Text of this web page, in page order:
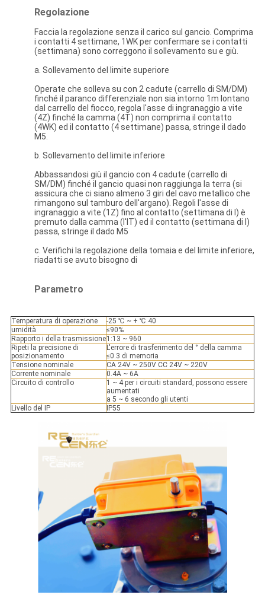
Regolazione
Faccia la regolazione senza il carico sul gancio. Comprima
i contatti 4 settimane, 1WK per confermare se i contatti
(settimana) sono correggono il sollevamento su e giù.
a. Sollevamento del limite superiore
Operate che solleva su con 2 cadute (carrello di SM/DM)
finché il paranco differenziale non sia intorno 1m lontano
dal carrello del fiocco, regola l'asse di ingranaggio a vite
(4Z) finché la camma (4T) non comprima il contatto
(4WK) ed il contatto (4 settimane) passa, stringe il dado
M5.
b. Sollevamento del limite inferiore
Abbassandosi giù il gancio con 4 cadute (carrello di
SM/DM) finché il gancio quasi non raggiunga la terra (si
assicura che ci siano almeno 3 giri del cavo metallico che
rimangono sul tamburo dell'argano). Regoli l'asse di
ingranaggio a vite (1Z) fino al contatto (settimana di I) è
premuto dalla camma (l'IT) ed il contatto (settimana di I)
passa, stringe il dado M5
c. Verifichi la regolazione della tomaia e del limite inferiore,
riadatti se avuto bisogno di
Parametro
Temperatura di operazione
-25 ℃ ~ + ℃ 40
umidità
≤90%
Rapporto i della trasmissione1:13 ~ 960
Ripeti la precisione di
posizionamento
L'errore di trasferimento del ° della camma
≤0.3 di memoria
Tensione nominale
CA 24V ~ 250V CC 24V ~ 220V
Corrente nominale
0.4A ~ 6A
Circuito di controllo
1 ~ 4 per i circuiti standard, possono essere
aumentati
a 5 ~ 6 secondo gli utenti
Livello del IP
IP55